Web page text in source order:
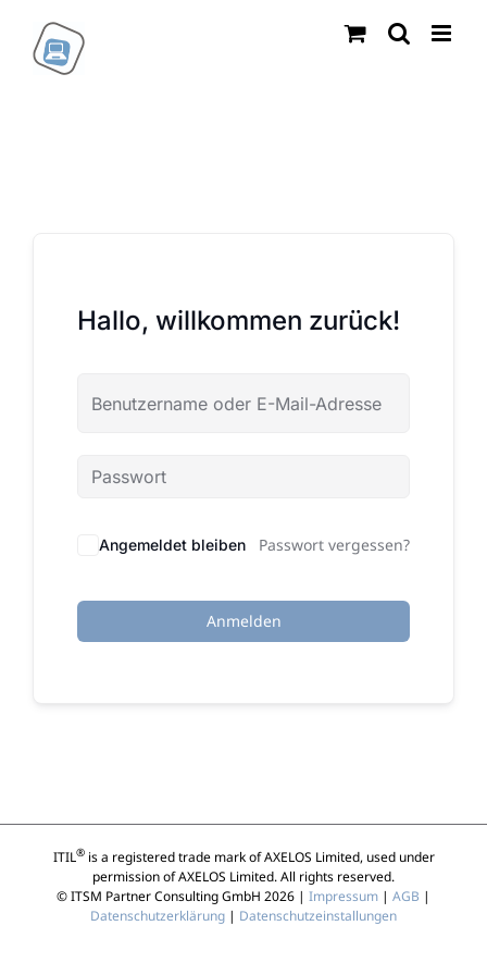
Inhalt
springen
Hallo, willkommen zurück!
Angemeldet bleiben Passwort vergessen?
Anmelden
ITIL®is a registered trade mark of AXELOS Limited, used under
permission of AXELOS Limited. All rights reserved.
© ITSM Partner Consulting GmbH 2026 | Impressum | AGB |
Datenschutzerklärung | Datenschutzeinstallungen